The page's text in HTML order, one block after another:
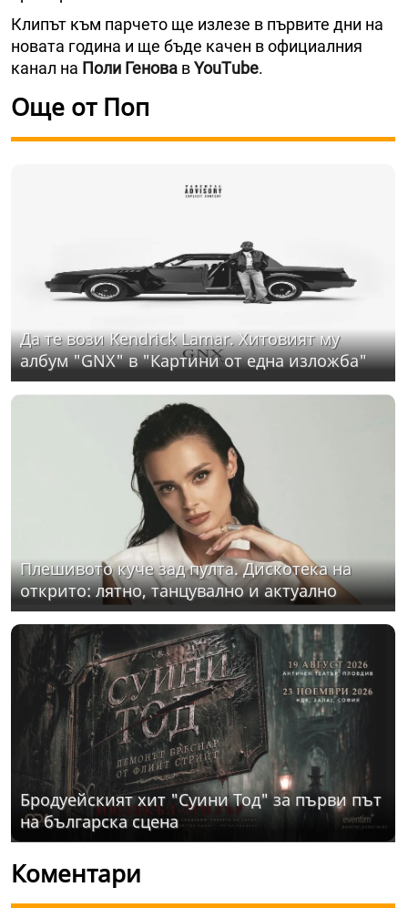
Клипът към парчето ще излезе в първите дни на
новата година и ще бъде качен в официалния
канал на Поли Генова вYouТube.
Още от Поп
Да те вози Kendrick Lamar. Хитовият му
албум "GNX" в "Картини от една изложба"
Плешивото куче зад пулта. Дискотека на
открито: лятно, танцувално и актуално
Бродуейският хит "Суини Тод" за първи път
на българска сцена
Коментари